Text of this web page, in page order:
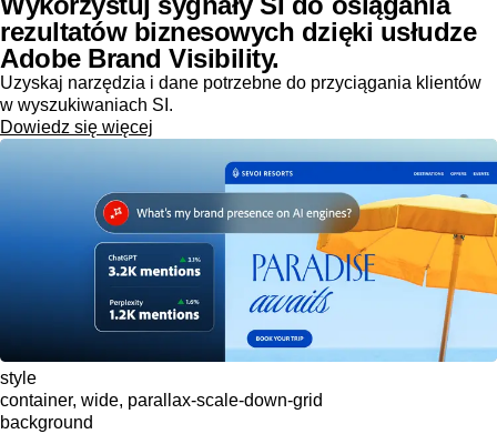
rezultatów biznesowych dzięki usłudze
Adobe Brand Visibility.
Uzyskaj narzędzia i dane potrzebne do przyciągania klientów
w wyszukiwaniach SI.
Dowiedz się więcej
style
container, wide, parallax-scale-down-grid
background